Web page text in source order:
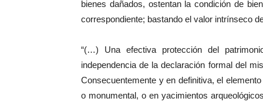
bienes dañados, ostentan la condición de
correspondiente; bastando el valor intrínseco
“(…) Una efectiva protección del
independencia de la declaración formal del
Consecuentemente y en definitiva, el
o monumental, o en yacimientos